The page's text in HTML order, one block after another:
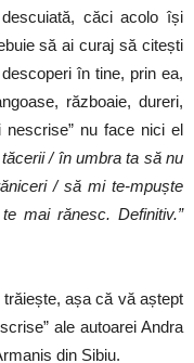
căci acolo își
să ai curaj să citești
în tine, prin ea,
războaie, dureri,
nu face nici el
/ în umbra ta să nu
/ să mi te-mpuște
mai rănesc. Definitiv.”
așa că vă aștept
ale autoarei Andra
din Sibiu.